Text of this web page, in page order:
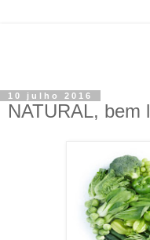
10 julho 2016
NATURAL, bem